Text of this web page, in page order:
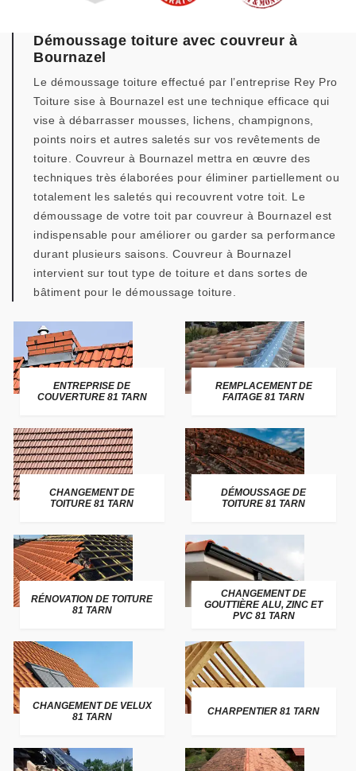
Démoussage toiture avec couvreur à
Bournazel
Le démoussage toiture effectué par l’entreprise Rey Pro
Toiture sise à Bournazel est une technique efficace qui
vise à débarrasser mousses, lichens, champignons,
points noirs et autres saletés sur vos revêtements de
toiture. Couvreur à Bournazel mettra en œuvre des
techniques très élaborées pour éliminer partiellement ou
totalement les saletés qui recouvrent votre toit. Le
démoussage de votre toit par couvreur à Bournazel est
indispensable pour améliorer ou garder sa performance
durant plusieurs saisons. Couvreur à Bournazel
intervient sur tout type de toiture et dans sortes de
bâtiment pour le démoussage toiture.
ENTREPRISE DE
COUVERTURE 81 TARN
REMPLACEMENT DE
FAITAGE 81 TARN
CHANGEMENT DE
TOITURE 81 TARN
DÉMOUSSAGE DE
TOITURE 81 TARN
RÉNOVATION DE TOITURE
81 TARN
CHANGEMENT DE
GOUTTIÈRE ALU, ZINC ET
PVC 81 TARN
CHANGEMENT DE VELUX
81 TARN
CHARPENTIER 81 TARN